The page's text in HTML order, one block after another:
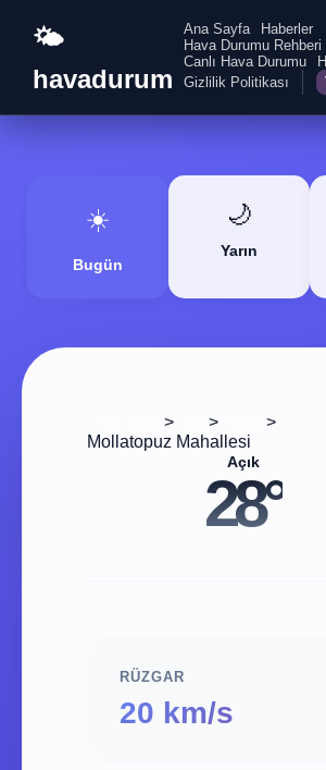
🌤️
havadurum
Ana Sayfa
Haberler
Hava Durumu Rehberi
Canlı Hava Durumu
Gizlilik Politikası
☀️
Bugün
🌙
Yarın
> >
>
Mollatopuz Mahallesi
Açık
28°
RÜZGAR
20 km/s